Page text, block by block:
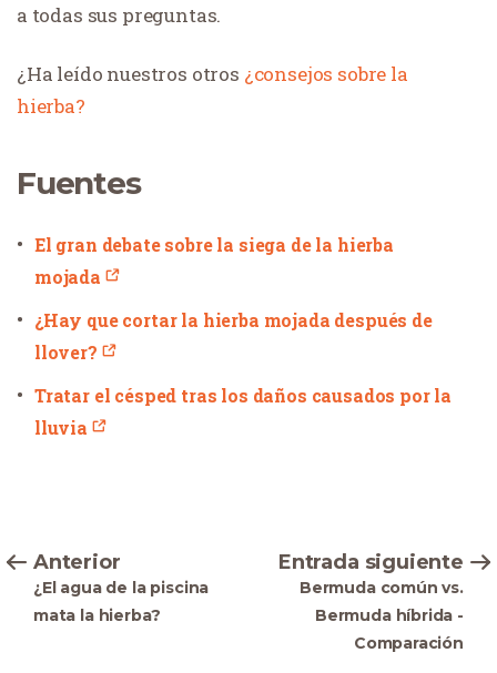
a todas sus preguntas.
¿Ha leído nuestros otros ¿consejos sobre la
hierba?
Fuentes
El gran debate sobre la siega de la hierba
mojada
¿Hay que cortar la hierba mojada después de
llover?
Tratar el césped tras los daños causados por la
lluvia
Anterior
¿El agua de la piscina
mata la hierba?
Entrada siguiente
Bermuda común vs.
Bermuda híbrida -
Comparación